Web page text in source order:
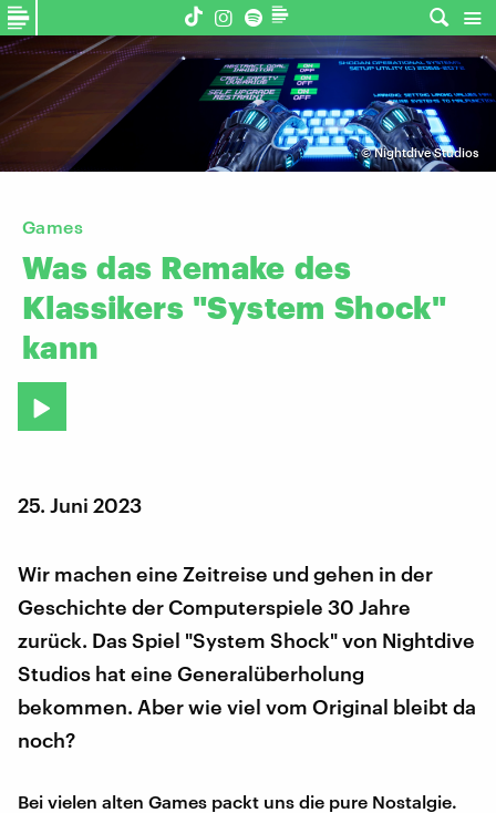
©Nightdive Studios
Games
Was das Remake des
Klassikers "System Shock"
kann
25. Juni 2023
Wir machen eine Zeitreise und gehen in der
Geschichte der Computerspiele 30 Jahre
zurück. Das Spiel "System Shock" von Nightdive
Studios hat eine Generalüberholung
bekommen. Aber wie viel vom Original bleibt da
noch?
Bei vielen alten Games packt uns die pure Nostalgie.